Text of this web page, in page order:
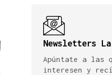
Newsletters
Apúntate a las
interesen y